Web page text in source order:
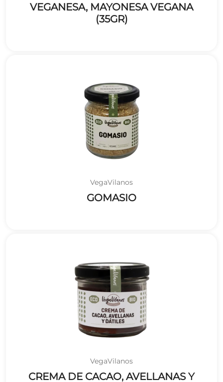
VEGANESA, MAYONESA VEGANA
(35GR)
VegaVilanos
GOMASIO
VegaVilanos
CREMA DE CACAO, AVELLANAS Y